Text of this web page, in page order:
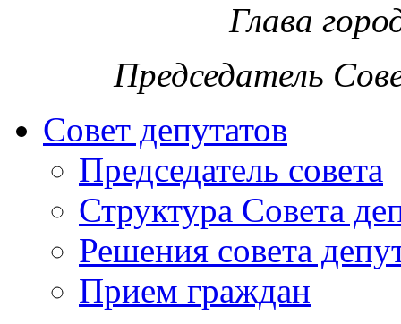
Глава
Председатель
Совет депутатов
Председатель совета
Структура Совета
Решения совета
Прием граждан